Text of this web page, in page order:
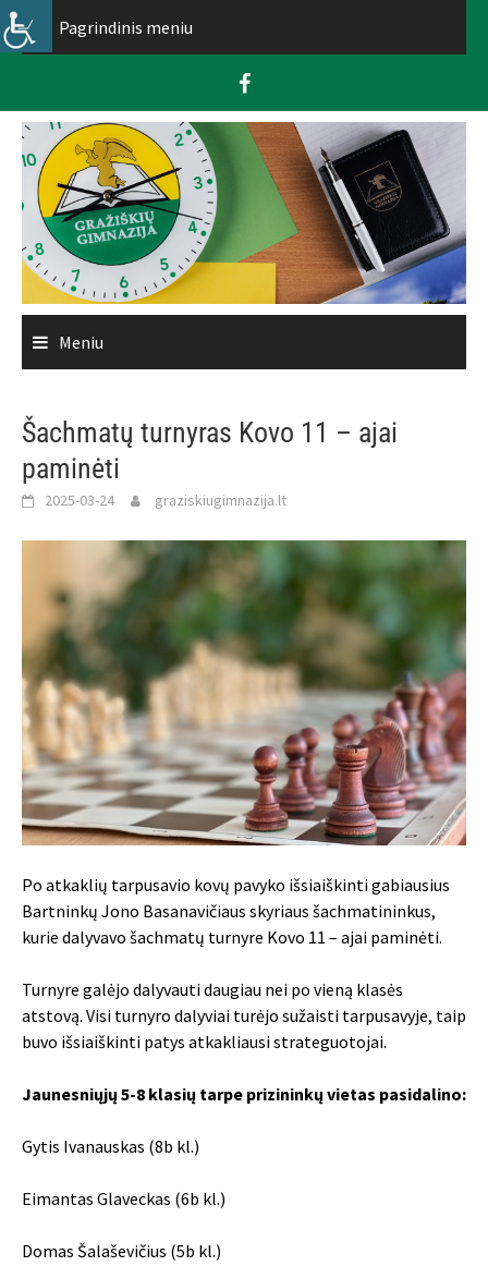
Skip
to
Pagrindinis meniu
Meniu
Šachmatų turnyras Kovo 11 – ajai
paminėti
2025-03-24 graziskiugimnazija.lt
Po atkaklių tarpusavio kovų pavyko išsiaiškinti gabiausius
Bartninkų Jono Basanavičiaus skyriaus šachmatininkus,
kurie dalyvavo šachmatų turnyre Kovo 11 – ajai paminėti.
Turnyre galėjo dalyvauti daugiau nei po vieną klasės
atstovą. Visi turnyro dalyviai turėjo sužaisti tarpusavyje, taip
buvo išsiaiškinti patys atkakliausi strateguotojai.
Jaunesniųjų 5-8 klasių tarpe prizininkų vietas pasidalino:
Gytis Ivanauskas (8b kl.)
Eimantas Glaveckas (6b kl.)
Domas Šalaševičius (5b kl.)